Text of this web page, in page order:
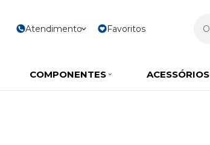
Atendimento Favoritos
COMPONENTES ACESSÓRIOS